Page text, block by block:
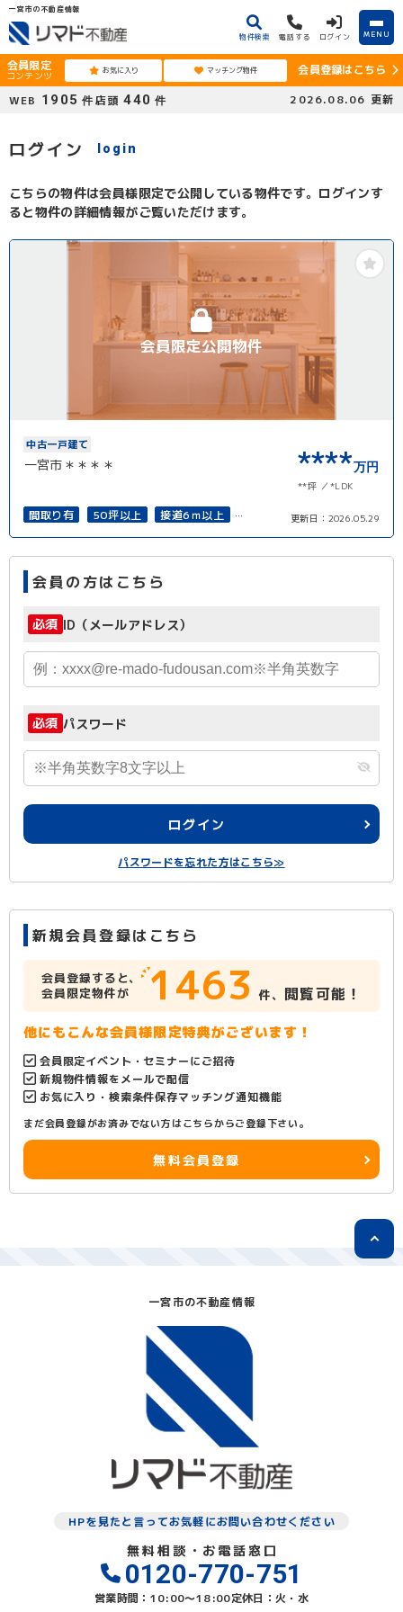
一宮市の不動産情報
物件検索 電話する ログイン MENU
会員限定
コンテンツ お気に入り マッチング物件
会員登録はこちら
WEB 1905 件 店頭 440 件 2026.08.06 更新
ログイン login
こちらの物件は会員様限定で公開している物件です。ログインす
ると物件の詳細情報がご覧いただけます。
会員限定公開物件
中古一戸建て
一宮市＊＊＊＊ ****万円
**坪 *LDK
間取り有 50坪以上
接道6ｍ以上
更新日： 2026.05.29
会員の方はこちら
必須 ID（メールアドレス）
必須 パスワード
ログイン
パスワードを忘れた方はこちら≫
新規会員登録はこちら
会員登録すると、
会員限定物件が
1463 件、 閲覧可能！
他にもこんな会員様限定特典がございます！
会員限定イベント・セミナーにご招待
新規物件情報をメールで配信
お気に入り・検索条件保存マッチング通知機能
まだ会員登録がお済みでない方はこちらからご登録下さい。
無料会員登録
一宮市の不動産情報
HPを見たと言ってお気軽にお問い合わせください
無料相談・お電話窓口
0120-770-751
営業時間：10:00〜18:00定休日：火・水